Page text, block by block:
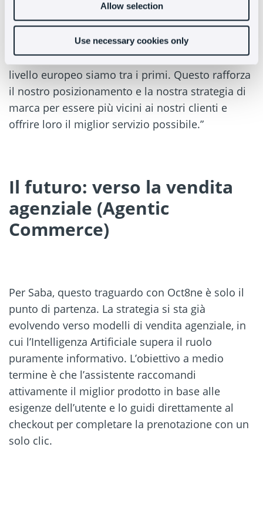
Allow selection
Use necessary cookies only
“Siamo la prima azienda nel settore dei parcheggi
a integrare un Agente IA, almeno in Spagna, e a
livello europeo siamo tra i primi. Questo rafforza
il nostro posizionamento e la nostra strategia di
marca per essere più vicini ai nostri clienti e
offrire loro il miglior servizio possibile.”
Il futuro: verso la vendita
agenziale (Agentic
Commerce)
Per Saba, questo traguardo con Oct8ne è solo il
punto di partenza. La strategia si sta già
evolvendo verso modelli di vendita agenziale, in
cui l’Intelligenza Artificiale supera il ruolo
puramente informativo. L’obiettivo a medio
termine è che l’assistente raccomandi
attivamente il miglior prodotto in base alle
esigenze dell’utente e lo guidi direttamente al
checkout per completare la prenotazione con un
solo clic.